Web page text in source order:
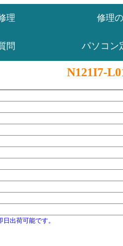
理 修理
問 パソコン
N121I7-
出荷可能です。